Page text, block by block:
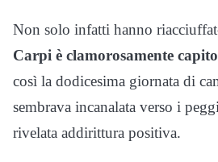
Non solo infatti hanno
Carpi è clamorosamente
così la dodicesima giornata di
sembrava incanalata verso i
rivelata addirittura positiva.